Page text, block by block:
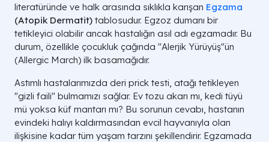
Alerjen Grubu Örnek İçerikler
literatüründe ve halk arasında sıklıkla karışan Egzama
(Atopik Dermatit) tablosudur. Egzoz dumanı bir
tetikleyici olabilir ancak hastalığın asıl adı egzamadır. Bu
durum, özellikle çocukluk çağında "Alerjik Yürüyüş"ün
(Allergic March) ilk basamağıdır.
Astımlı hastalarımızda deri prick testi, atağı tetikleyen
"gizli faili" bulmamızı sağlar. Ev tozu akarı mı, kedi tüyü
mü yoksa küf mantarı mı? Bu sorunun cevabı, hastanın
evindeki halıyı kaldırmasından evcil hayvanıyla olan
ilişkisine kadar tüm yaşam tarzını şekillendirir. Egzamada